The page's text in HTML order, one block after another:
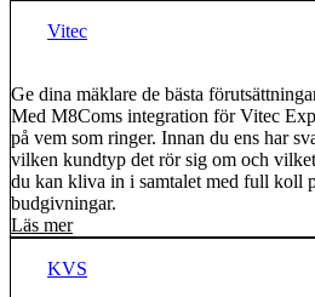
Vitec
Ge dina mäklare de bästa
Med M8Coms integration för Vitec
på vem som ringer. Innan du ens har
vilken kundtyp det rör sig om och
du kan kliva in i samtalet med full koll
budgivningar.
Läs mer
KVS